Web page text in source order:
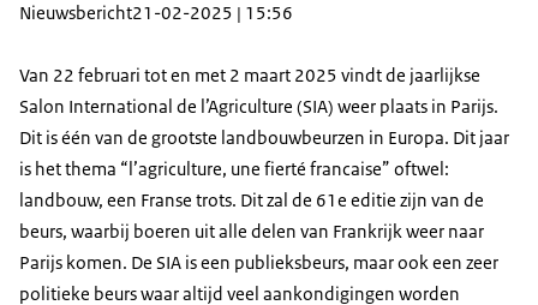
Nieuwsbericht21-02-2025 | 15:56
Van 22 februari tot en met 2 maart 2025 vindt de jaarlijkse
Salon International de l’Agriculture (SIA) weer plaats in Parijs.
Dit is één van de grootste landbouwbeurzen in Europa. Dit jaar
is het thema “l’agriculture, une fierté francaise” oftwel:
landbouw, een Franse trots. Dit zal de 61e editie zijn van de
beurs, waarbij boeren uit alle delen van Frankrijk weer naar
Parijs komen. De SIA is een publieksbeurs, maar ook een zeer
politieke beurs waar altijd veel aankondigingen worden